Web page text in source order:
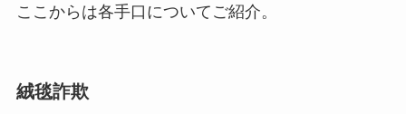
ここからは各手口についてご紹介。
絨毯詐欺